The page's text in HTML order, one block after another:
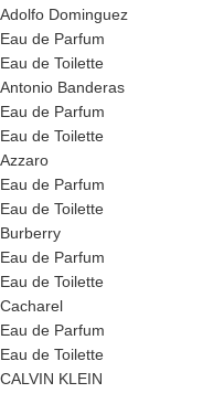
Adolfo Dominguez
Eau de Parfum
Eau de Toilette
Antonio Banderas
Eau de Parfum
Eau de Toilette
Azzaro
Eau de Parfum
Eau de Toilette
Burberry
Eau de Parfum
Eau de Toilette
Cacharel
Eau de Parfum
Eau de Toilette
CALVIN KLEIN